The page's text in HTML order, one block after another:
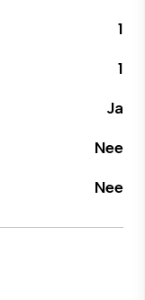
1
1
Ja
Nee
Nee